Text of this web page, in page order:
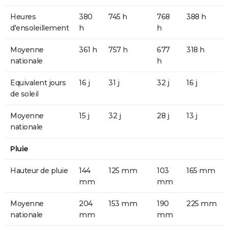
Heures
d'ensoleillement
380
h
745 h
768
h
388 h
Moyenne
nationale
361 h 757 h
677
h
318 h
Equivalent jours
de soleil
16 j 31 j 32 j 16 j
Moyenne
nationale
15 j 32 j 28 j 13 j
Pluie
Hauteur de pluie
144
mm
125 mm
103
mm
165 mm
Moyenne
nationale
204
mm
153 mm
190
mm
225 mm